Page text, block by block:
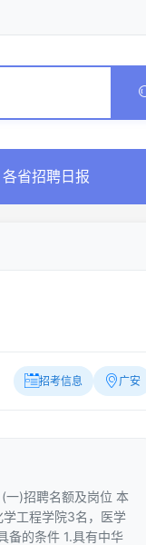
各省招聘日报
招考信息 广安
一)招聘名额及岗位 本
工程学院3名，医学
备的条件 1.具有中华